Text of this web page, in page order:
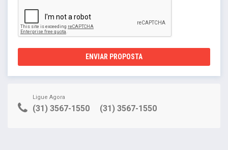
ENVIAR PROPOSTA
Ligue Agora
(31) 3567-1550 (31) 3567-1550